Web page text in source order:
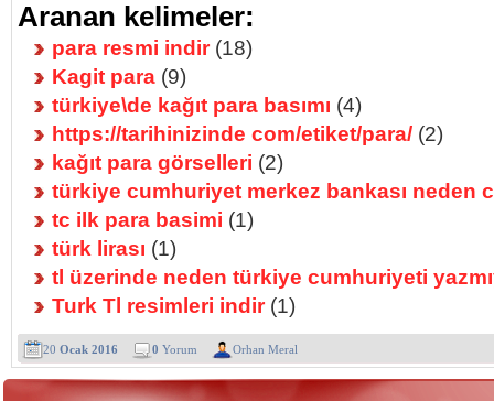
Aranan kelimeler:
para resmi indir(18)
Kagit para (9)
türkiye\de kağıt para basımı (4)
https://tarihinizinde com/etiket/para/ (2)
kağıt para görselleri (2)
türkiye cumhuriyet merkez bankası neden
tc ilk para basimi (1)
türk lirası (1)
tl üzerinde neden türkiye cumhuriyeti
Turk Tl resimleri indir(1)
20 Ocak 2016 0 Yorum Orhan Meral